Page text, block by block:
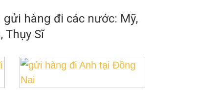
hàng đi các nước: Mỹ,
Thụy Sĩ